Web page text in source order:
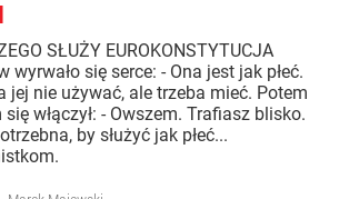
SŁUŻY EUROKONSTYTUCJA
wyrwało się serce: - Ona jest jak płeć.
jej nie używać, ale trzeba mieć. Potem
się włączył: - Owszem. Trafiasz blisko.
by służyć jak płeć...